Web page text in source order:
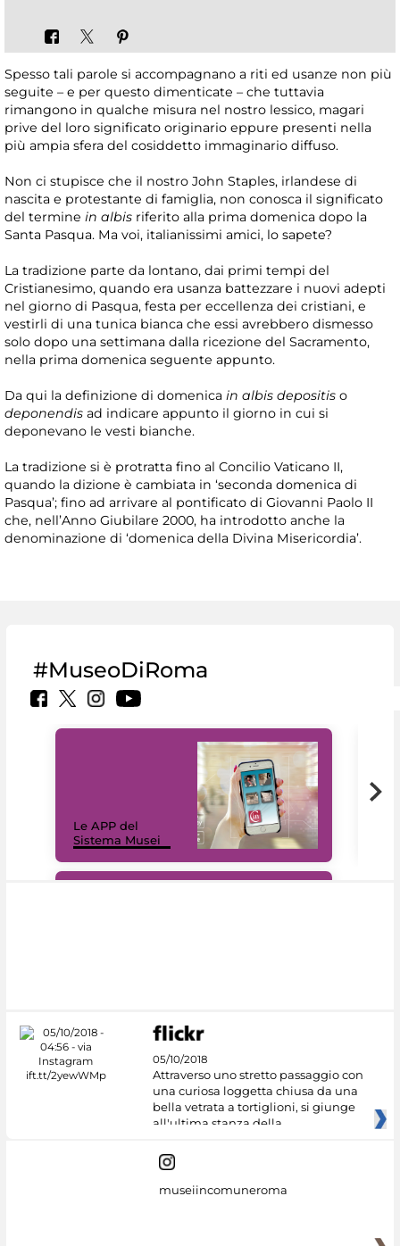
Spesso tali parole si accompagnano a riti ed usanze non più
seguite – e per questo dimenticate – che tuttavia
rimangono in qualche misura nel nostro lessico, magari
prive del loro significato originario eppure presenti nella
più ampia sfera del cosiddetto immaginario diffuso.
Non ci stupisce che il nostro John Staples, irlandese di
nascita e protestante di famiglia, non conosca il significato
del termine in albis riferito alla prima domenica dopo la
Santa Pasqua. Ma voi, italianissimi amici, lo sapete?
La tradizione parte da lontano, dai primi tempi del
Cristianesimo, quando era usanza battezzare i nuovi adepti
nel giorno di Pasqua, festa per eccellenza dei cristiani, e
vestirli di una tunica bianca che essi avrebbero dismesso
solo dopo una settimana dalla ricezione del Sacramento,
nella prima domenica seguente appunto.
Da qui la definizione di domenica in albis depositis o
deponendis ad indicare appunto il giorno in cui si
deponevano le vesti bianche.
La tradizione si è protratta fino al Concilio Vaticano II,
quando la dizione è cambiata in ‘seconda domenica di
Pasqua’; fino ad arrivare al pontificato di Giovanni Paolo II
che, nell’Anno Giubilare 2000, ha introdotto anche la
denominazione di ‘domenica della Divina Misericordia’.
#MuseoDiRoma
Le APP del
Sistema Musei
05/10/2018
Attraverso uno stretto passaggio con
una curiosa loggetta chiusa da una
bella vetrata a tortiglioni, si giunge
all'ultima stanza della
museiincomuneroma